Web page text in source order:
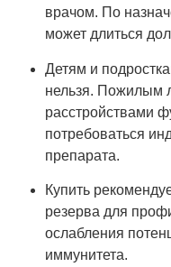
врачом. По
может длиться
Детям и
нельзя. Пожилым
расстройствами
потребоваться
препарата.
Купить
резерва для
ослабления
иммунитета.